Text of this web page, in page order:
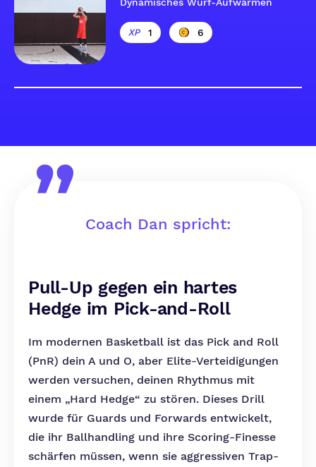
1 6
Coach Dan spricht:
Pull-Up gegen ein hartes
Hedge im Pick-and-Roll
Im modernen Basketball ist das Pick and Roll
(PnR) dein A und O, aber Elite-Verteidigungen
werden versuchen, deinen Rhythmus mit
einem „Hard Hedge“ zu stören. Dieses Drill
wurde für Guards und Forwards entwickelt,
die ihr Ballhandling und ihre Scoring-Finesse
schärfen müssen, wenn sie aggressiven Trap-